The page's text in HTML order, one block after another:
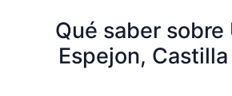
Qué saber sobre
Espejon,